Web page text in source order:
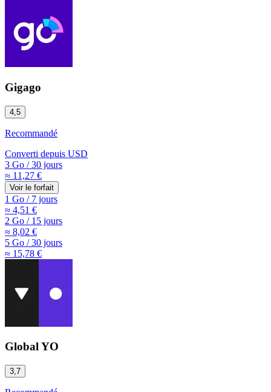
Gigago
4,5
Recommandé
Converti depuis USD
3 Go /30 jours
≈ 11,27 €
Voir le forfait
1 Go /7 jours
≈ 4,51 €
2 Go /15 jours
≈ 8,02 €
5 Go /30 jours
≈ 15,78 €
Global YO
3,7